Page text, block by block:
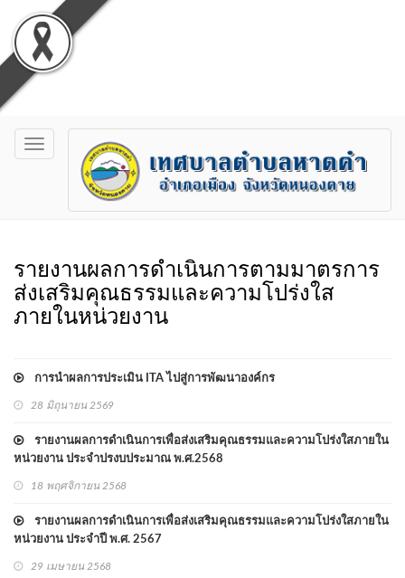
Toggle
navigation
รายงานผลการดำเนินการตามมาตรการ
ส่งเสริมคุณธรรมและความโปร่งใส
ภายในหน่วยงาน
การนำผลการประเมิน ITA ไปสู่การพัฒนาองค์กร
28 มิถุนายน 2569
รายงานผลการดำเนินการเพื่อส่งเสริมคุณธรรมและความโปร่งใสภายใน
หน่วยงาน ประจำปรงบประมาณ พ.ศ.2568
18 พฤศจิกายน 2568
รายงานผลการดำเนินการเพื่อส่งเสริมคุณธรรมและความโปร่งใสภายใน
หน่วยงาน ประจำปี พ.ศ. 2567
29 เมษายน 2568